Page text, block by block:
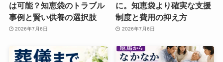
は可能？知恵袋のトラブル
事例と賢い供養の選択肢
2026年7月6日
に。知恵袋より確実な支援
制度と費用の抑え方
2026年7月6日